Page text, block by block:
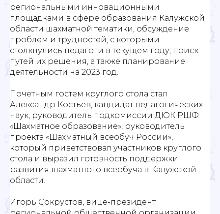
региональными инновационными
площадками в сфере образования Калужской
области шахматной тематики, обсуждение
проблем и трудностей, с которыми
столкнулись педагоги в текущем году, поиск
путей их решения, а также планирование
деятельности на 2023 год.
Почетным гостем круглого стола стал
Александр Костьев, кандидат педагогических
наук, руководитель подкомиссии ДЮК РШФ
«Шахматное образование», руководитель
проекта «Шахматный всеобуч России»,
который приветствовал участников круглого
стола и выразил готовность поддержки
развития шахматного всеобуча в Калужской
области.
Игорь Сокрустов, вице-президент